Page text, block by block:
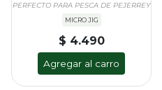
PERFECTO PARA PESCA DE PEJERREY
MICRO JIG
$ 4.490
Agregar al carro